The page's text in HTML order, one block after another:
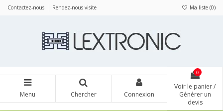
Contactez-nous Rendez-nous visite Ma liste (0)
Menu Chercher Connexion
0
Voir le panier /
Générer un
devis
Panneau de gestion des cookies